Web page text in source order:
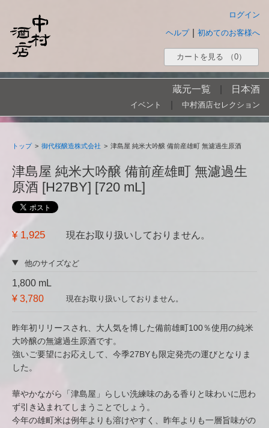
ログイン
初めてのお客様へ
ヘルプ
カートを見る （0）
蔵元一覧 日本酒
イベント 中村酒店セレクション
トップ > 御代桜醸造株式会社 > 津島屋 純米大吟醸 備前産雄町 無濾過生原酒
津島屋 純米大吟醸 備前産雄町 無濾過生
原酒 [H27BY] [720 mL]
¥ 1,925 現在お取り扱いしておりません。
他のサイズなど
1,800 mL
¥ 3,780
現在お取り扱いしておりません。
昨年初リリースされ、大人気を博した備前雄町100％使用の純米
大吟醸の無濾過生原酒です。
強いご要望にお応えして、今季27BYも限定発売の運びとなりま
した。
華やかながら「津島屋」らしい洗練味のある香りと味わいに思わ
ず引き込まれてしまうことでしょう。
今年の雄町米は例年よりも溶けやすく、昨年よりも一層旨味がの